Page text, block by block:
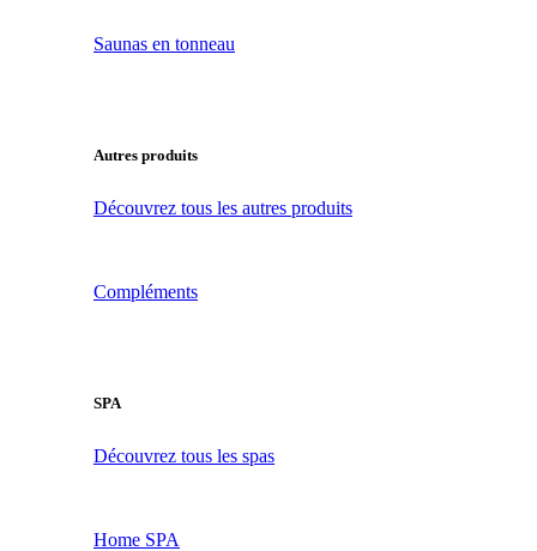
Saunas en tonneau
Autres produits
Découvrez tous les autres produits
Compléments
SPA
Découvrez tous les spas
Home SPA